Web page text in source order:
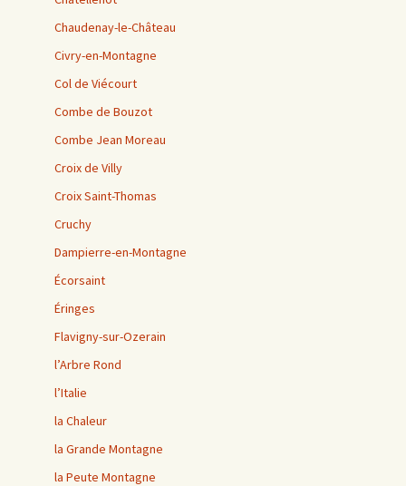
Chaudenay-le-Château
Civry-en-Montagne
Col de Viécourt
Combe de Bouzot
Combe Jean Moreau
Croix de Villy
Croix Saint-Thomas
Cruchy
Dampierre-en-Montagne
Écorsaint
Éringes
Flavigny-sur-Ozerain
l’Arbre Rond
l’Italie
la Chaleur
la Grande Montagne
la Peute Montagne